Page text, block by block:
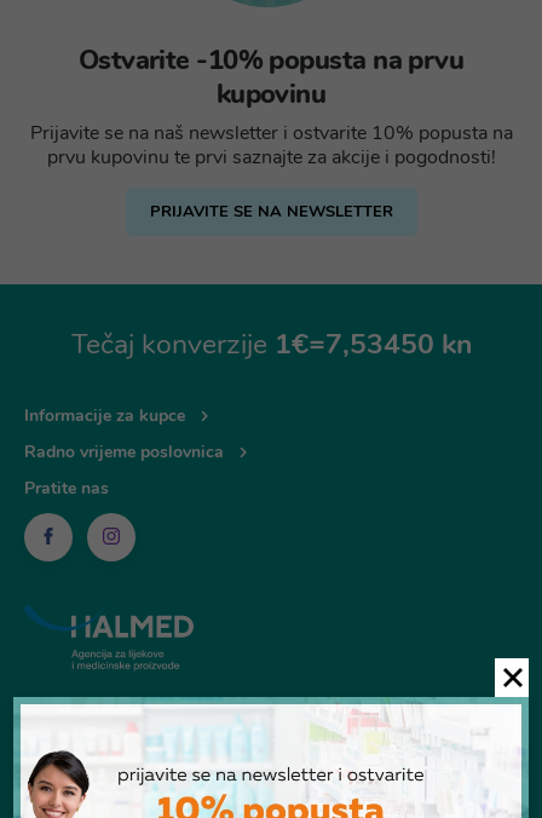
Ostvarite -10% popusta na prvu
kupovinu
Prijavite se na naš newsletter i ostvarite 10% popusta na
prvu kupovinu te prvi saznajte za akcije i pogodnosti!
PRIJAVITE SE NA NEWSLETTER
Tečaj konverzije 1€=7,53450 kn
Informacije za kupce
Radno vrijeme poslovnica
Pratite nas
© Ljekarna Talan 2026